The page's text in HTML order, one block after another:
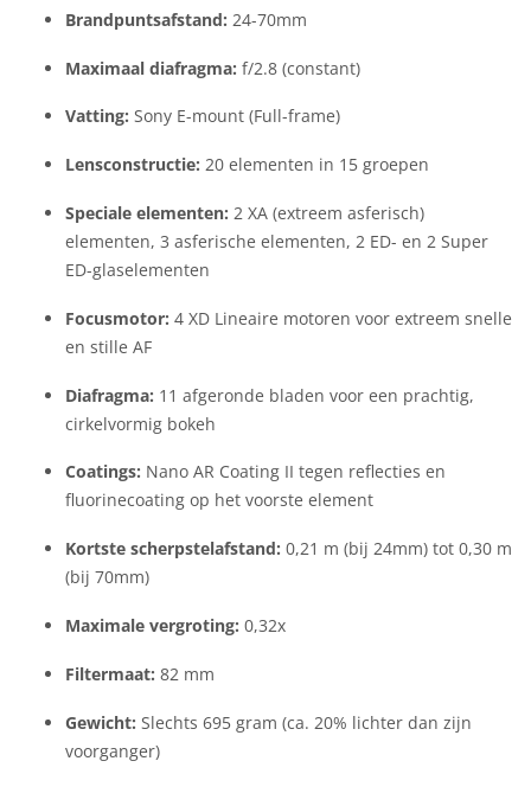
Brandpuntsafstand: 24-70mm
Maximaal diafragma: f/2.8 (constant)
Vatting: Sony E-mount (Full-frame)
Lensconstructie: 20 elementen in 15 groepen
Speciale elementen: 2 XA (extreem asferisch)
elementen, 3 asferische elementen, 2 ED- en 2 Super
ED-glaselementen
Focusmotor: 4 XD Lineaire motoren voor extreem snelle
en stille AF
Diafragma: 11 afgeronde bladen voor een prachtig,
cirkelvormig bokeh
Coatings: Nano AR Coating II tegen reflecties en
fluorinecoating op het voorste element
Kortste scherpstelafstand: 0,21 m (bij 24mm) tot 0,30 m
(bij 70mm)
Maximale vergroting: 0,32x
Filtermaat: 82 mm
Gewicht: Slechts 695 gram (ca. 20% lichter dan zijn
voorganger)